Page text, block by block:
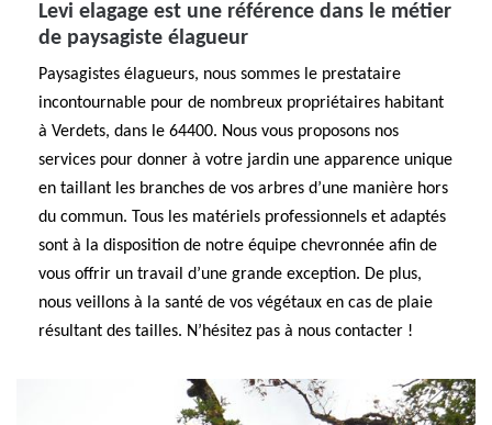
Levi elagage est une référence dans le métier
de paysagiste élagueur
Paysagistes élagueurs, nous sommes le prestataire
incontournable pour de nombreux propriétaires habitant
à Verdets, dans le 64400. Nous vous proposons nos
services pour donner à votre jardin une apparence unique
en taillant les branches de vos arbres d’une manière hors
du commun. Tous les matériels professionnels et adaptés
sont à la disposition de notre équipe chevronnée afin de
vous offrir un travail d’une grande exception. De plus,
nous veillons à la santé de vos végétaux en cas de plaie
résultant des tailles. N’hésitez pas à nous contacter !